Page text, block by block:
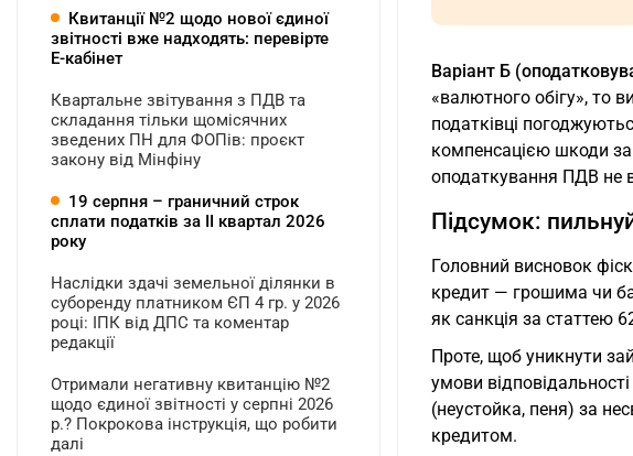
Квитанції №2 щодо нової єдиної
звітності вже надходять: перевірте
Е-кабінет
Квартальне звітування з ПДВ та
складання тільки щомісячних
зведених ПН для ФОПів: проєкт
закону від Мінфіну
19 серпня – граничний строк
сплати податків за ІI квартал 2026
року
Наслідки здачі земельної ділянки в
суборенду платником ЄП 4 гр. у 2026
році: ІПК від ДПС та коментар
редакції
Отримали негативну квитанцію №2
щодо єдиної звітності у серпні 2026
р.? Покрокова інструкція, що робити
далі
Варіант Б
«валютного обігу», то
податківці
компенсацією шкоди
оподаткування ПДВ не
Підсумок:
Головний висновок
кредит — грошима чи
як санкція за статтею
Проте, щоб уникнути
умови
(неустойка, пеня) за
кредитом.